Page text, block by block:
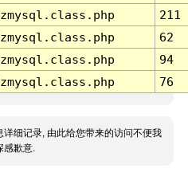
211
62
94
76
详细记录, 由此给您带来的访问不便我
感歉意.